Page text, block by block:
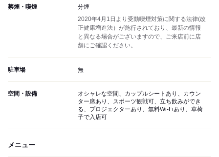
禁煙・喫煙
分煙
2020年4月1日より受動喫煙対策に関する法律(改
正健康増進法）が施行されており、最新の情報
と異なる場合がございますので、ご来店前に店
舗にご確認ください。
駐車場 無
空間・設備
オシャレな空間、カップルシートあり、カウン
ター席あり、スポーツ観戦可、立ち飲みができ
る、プロジェクターあり、無料Wi-Fiあり、車椅
子で入店可
メニュー